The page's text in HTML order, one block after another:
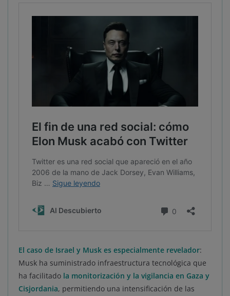
El caso de Israel y Musk es especialmente revelador:
Musk ha suministrado infraestructura tecnológica que
ha facilitado la monitorización y la vigilancia en Gaza y
Cisjordania, permitiendo una intensificación de las